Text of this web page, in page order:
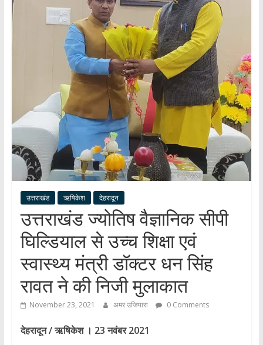
हर
।
सच्ची
खबर
उत्तराखंड ऋषिकेश देहरादून
उत्तराखंड ज्योतिष वैज्ञानिक सीपी
घिल्डियाल से उच्च शिक्षा एवं
स्वास्थ्य मंत्री डॉक्टर धन सिंह
रावत ने की निजी मुलाकात
November 23, 2021 अमर उजियारा 0 Comments
देहरादून / ऋषिकेश । 23 नवंबर 2021